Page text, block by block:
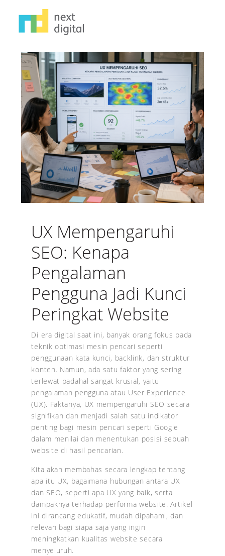
UX Mempengaruhi
SEO: Kenapa
Pengalaman
Pengguna Jadi Kunci
Peringkat Website
Di era digital saat ini, banyak orang fokus pada
teknik optimasi mesin pencari seperti
penggunaan kata kunci, backlink, dan struktur
konten. Namun, ada satu faktor yang sering
terlewat padahal sangat krusial, yaitu
pengalaman pengguna atau User Experience
(UX). Faktanya, UX mempengaruhi SEO secara
signifikan dan menjadi salah satu indikator
penting bagi mesin pencari seperti Google
dalam menilai dan menentukan posisi sebuah
website di hasil pencarian.
Kita akan membahas secara lengkap tentang
apa itu UX, bagaimana hubungan antara UX
dan SEO, seperti apa UX yang baik, serta
dampaknya terhadap performa website. Artikel
ini dirancang edukatif, mudah dipahami, dan
relevan bagi siapa saja yang ingin
meningkatkan kualitas website secara
menyeluruh.